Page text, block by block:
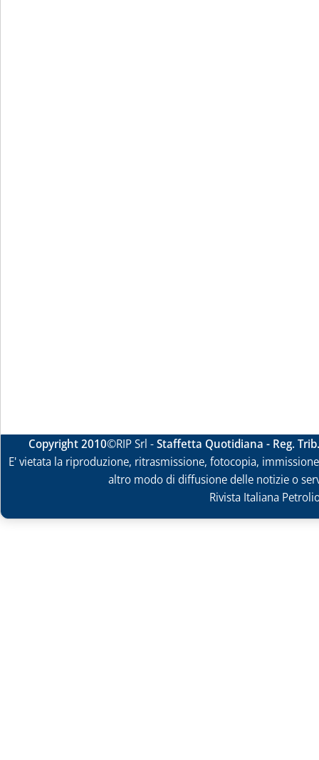
Copyright 2010©RIP Srl -Staffetta Quotidiana - Reg.
E' vietata la riproduzione, ritrasmissione, fotocopia,
altro modo di diffusione delle notizie o
Rivista Italiana